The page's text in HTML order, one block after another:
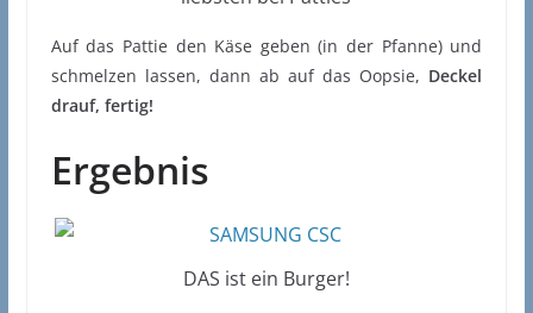
Auf das Pattie den Käse geben (in der Pfanne) und
schmelzen lassen, dann ab auf das Oopsie, Deckel
drauf, fertig!
Ergebnis
DAS ist ein Burger!